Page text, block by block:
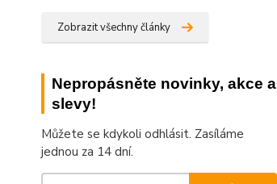
Zobrazit všechny články
Nepropásněte novinky, akce a
slevy!
Můžete se kdykoli odhlásit. Zasíláme
jednou za 14 dní.